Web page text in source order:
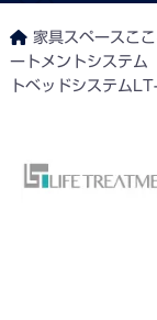
家具スペースこ
ートメントシステム
トベッドシステム